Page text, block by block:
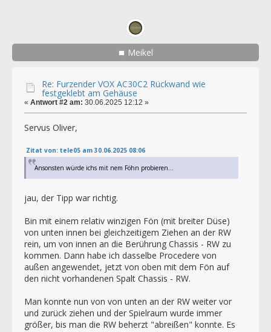
Meikel
Re: Furzender VOX AC30C2 Rückwand wie
festgeklebt am Gehäuse
« Antwort #2 am: 30.06.2025 12:12 »
Servus Oliver,
Zitat von: tele05 am 30.06.2025 08:06
Ansonsten würde ichs mit nem Föhn probieren...
jau, der Tipp war richtig.
Bin mit einem relativ winzigen Fön (mit breiter Düse)
von unten innen bei gleichzeitigem Ziehen an der RW
rein, um von innen an die Berührung Chassis - RW zu
kommen. Dann habe ich dasselbe Procedere von
außen angewendet, jetzt von oben mit dem Fön auf
den nicht vorhandenen Spalt Chassis - RW.
Man konnte nun von von unten an der RW weiter vor
und zurück ziehen und der Spielraum wurde immer
größer, bis man die RW beherzt "abreißen" konnte. Es